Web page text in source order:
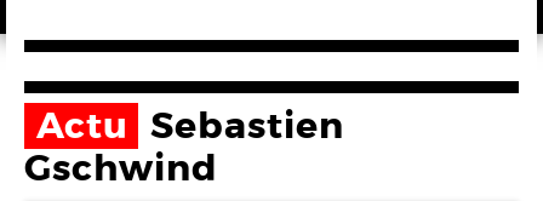
Actu Sebastien
Gschwind